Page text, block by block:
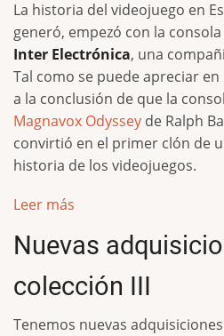
La historia del videojuego en
generó, empezó con la consola
Inter Electrónica, una
Tal como se puede apreciar
a la conclusión de que la
Magnavox Odyssey de Ralph
convirtió en el primer clón de
historia de los videojuegos.
Leer más
Nuevas
colección III
Tenemos nuevas